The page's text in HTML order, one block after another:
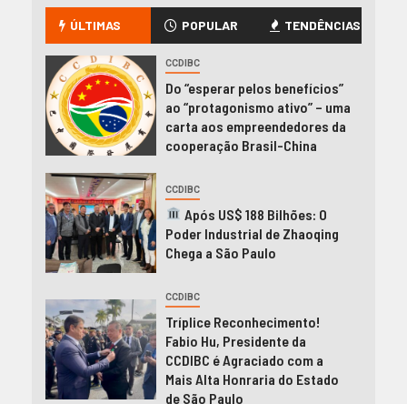
ÚLTIMAS POPULAR TENDÊNCIAS
CCDIBC
Do “esperar pelos benefícios”
ao “protagonismo ativo” – uma
carta aos empreendedores da
cooperação Brasil-China
CCDIBC
Após US$ 188 Bilhões: O
Poder Industrial de Zhaoqing
Chega a São Paulo
CCDIBC
Tríplice Reconhecimento!
Fabio Hu, Presidente da
CCDIBC é Agraciado com a
Mais Alta Honraria do Estado
de São Paulo